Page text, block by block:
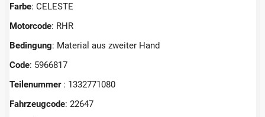
Farbe: CELESTE
Motorcode: RHR
Bedingung: Material aus zweiter Hand
Code: 5966817
Teilenummer : 1332771080
Fahrzeugcode: 22647